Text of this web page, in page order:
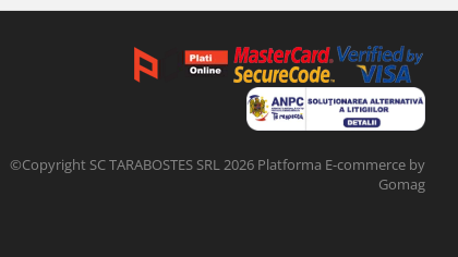
©Copyright SC TARABOSTES SRL 2026 Platforma E-commerce by
Gomag